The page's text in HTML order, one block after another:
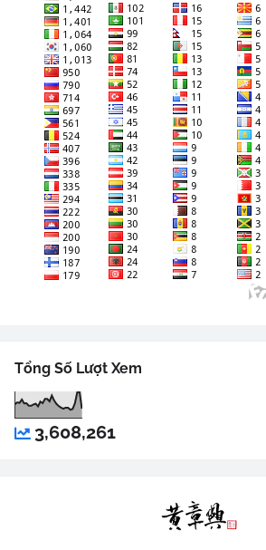
Tổng Số Lượt Xem
3,608,261